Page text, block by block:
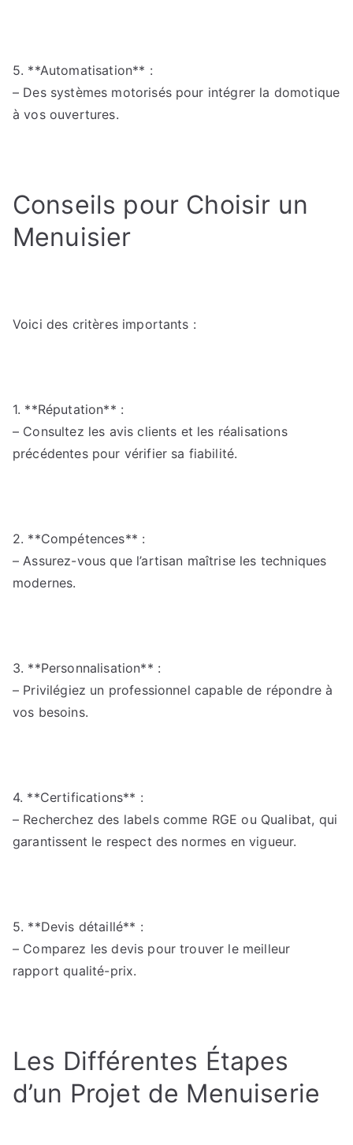
5. **Automatisation** :
– Des systèmes motorisés pour intégrer la domotique
à vos ouvertures.
Conseils pour Choisir un
Menuisier
Voici des critères importants :
1. **Réputation** :
– Consultez les avis clients et les réalisations
précédentes pour vérifier sa fiabilité.
2. **Compétences** :
– Assurez-vous que l’artisan maîtrise les techniques
modernes.
3. **Personnalisation** :
– Privilégiez un professionnel capable de répondre à
vos besoins.
4. **Certifications** :
– Recherchez des labels comme RGE ou Qualibat, qui
garantissent le respect des normes en vigueur.
5. **Devis détaillé** :
– Comparez les devis pour trouver le meilleur
rapport qualité-prix.
Les Différentes Étapes
d’un Projet de Menuiserie